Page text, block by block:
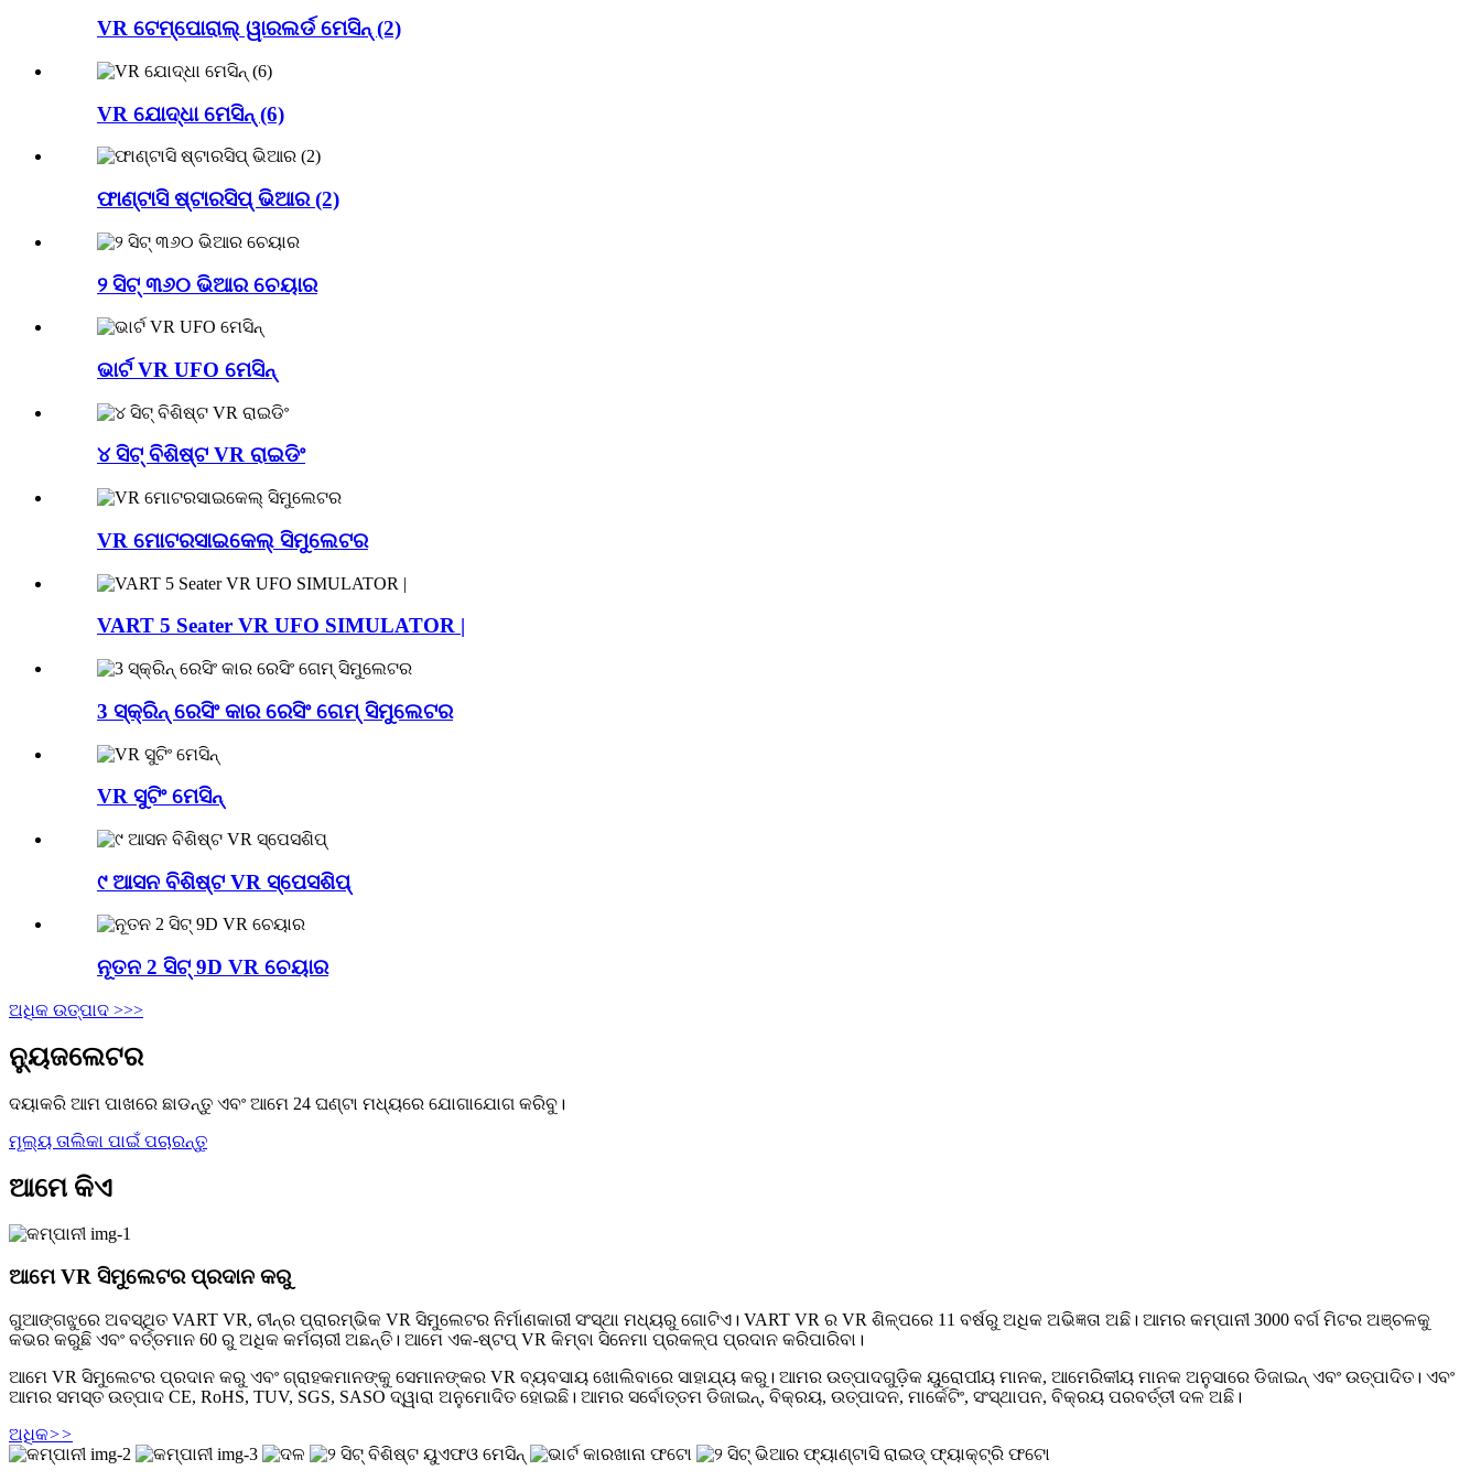
VR ଟେମ୍ପୋରାଲ୍ ୱାରଲର୍ଡ ମେସିନ୍ (2)
VR ଯୋଦ୍ଧା ମେସିନ୍ (6)
ଫାଣ୍ଟାସି ଷ୍ଟାରସିପ୍ ଭିଆର (2)
୨ ସିଟ୍ ୩୬୦ ଭିଆର ଚେୟାର
ଭାର୍ଟ VR UFO ମେସିନ୍
୪ ସିଟ୍ ବିଶିଷ୍ଟ VR ରାଇଡିଂ
VR ମୋଟରସାଇକେଲ୍ ସିମୁଲେଟର
VART 5 Seater VR UFO SIMULATOR |
3 ସ୍କ୍ରିନ୍ ରେସିଂ କାର ରେସିଂ ଗେମ୍ ସିମୁଲେଟର
VR ସୁଟିଂ ମେସିନ୍
୯ ଆସନ ବିଶିଷ୍ଟ VR ସ୍ପେସଶିପ୍
ନୂତନ 2 ସିଟ୍ 9D VR ଚେୟାର
ଅଧିକ ଉତ୍ପାଦ >>>
ନ୍ୟୁଜଲେଟର
ଦୟାକରି ଆମ ପାଖରେ ଛାଡନ୍ତୁ ଏବଂ ଆମେ 24 ଘଣ୍ଟା ମଧ୍ୟରେ ଯୋଗାଯୋଗ କରିବୁ।
ମୂଲ୍ୟ ତାଲିକା ପାଇଁ ପଚାରନ୍ତୁ
ଆମେ କିଏ
ଆମେ VR ସିମୁଲେଟର ପ୍ରଦାନ କରୁ
ଗୁଆଙ୍ଗଝୁରେ ଅବସ୍ଥିତ VART VR, ଚୀନ୍‌ର ପ୍ରାରମ୍ଭିକ VR ସିମୁଲେଟର ନିର୍ମାଣକାରୀ ସଂସ୍ଥା ମଧ୍ୟରୁ ଗୋଟିଏ। VART VR ର VR ଶିଳ୍ପରେ 11 ବର୍ଷରୁ ଅଧିକ ଅଭିଜ୍ଞତା ଅଛି। ଆମର କମ୍ପାନୀ 3000 ବର୍ଗ ମିଟର ଅଞ୍ଚଳକୁ
କଭର କରୁଛି ଏବଂ ବର୍ତ୍ତମାନ 60 ରୁ ଅଧିକ କର୍ମଚାରୀ ଅଛନ୍ତି। ଆମେ ଏକ-ଷ୍ଟପ୍ VR କିମ୍ବା ସିନେମା ପ୍ରକଳ୍ପ ପ୍ରଦାନ କରିପାରିବା।
ଆମେ VR ସିମୁଲେଟର ପ୍ରଦାନ କରୁ ଏବଂ ଗ୍ରାହକମାନଙ୍କୁ ସେମାନଙ୍କର VR ବ୍ୟବସାୟ ଖୋଲିବାରେ ସାହାଯ୍ୟ କରୁ। ଆମର ଉତ୍ପାଦଗୁଡ଼ିକ ୟୁରୋପୀୟ ମାନକ, ଆମେରିକୀୟ ମାନକ ଅନୁସାରେ ଡିଜାଇନ୍ ଏବଂ ଉତ୍ପାଦିତ। ଏବଂ
ଆମର ସମସ୍ତ ଉତ୍ପାଦ CE, RoHS, TUV, SGS, SASO ଦ୍ୱାରା ଅନୁମୋଦିତ ହୋଇଛି। ଆମର ସର୍ବୋତ୍ତମ ଡିଜାଇନ୍, ବିକ୍ରୟ, ଉତ୍ପାଦନ, ମାର୍କେଟିଂ, ସଂସ୍ଥାପନ, ​​ବିକ୍ରୟ ପରବର୍ତ୍ତୀ ଦଳ ଅଛି।
ଅଧିକ>>